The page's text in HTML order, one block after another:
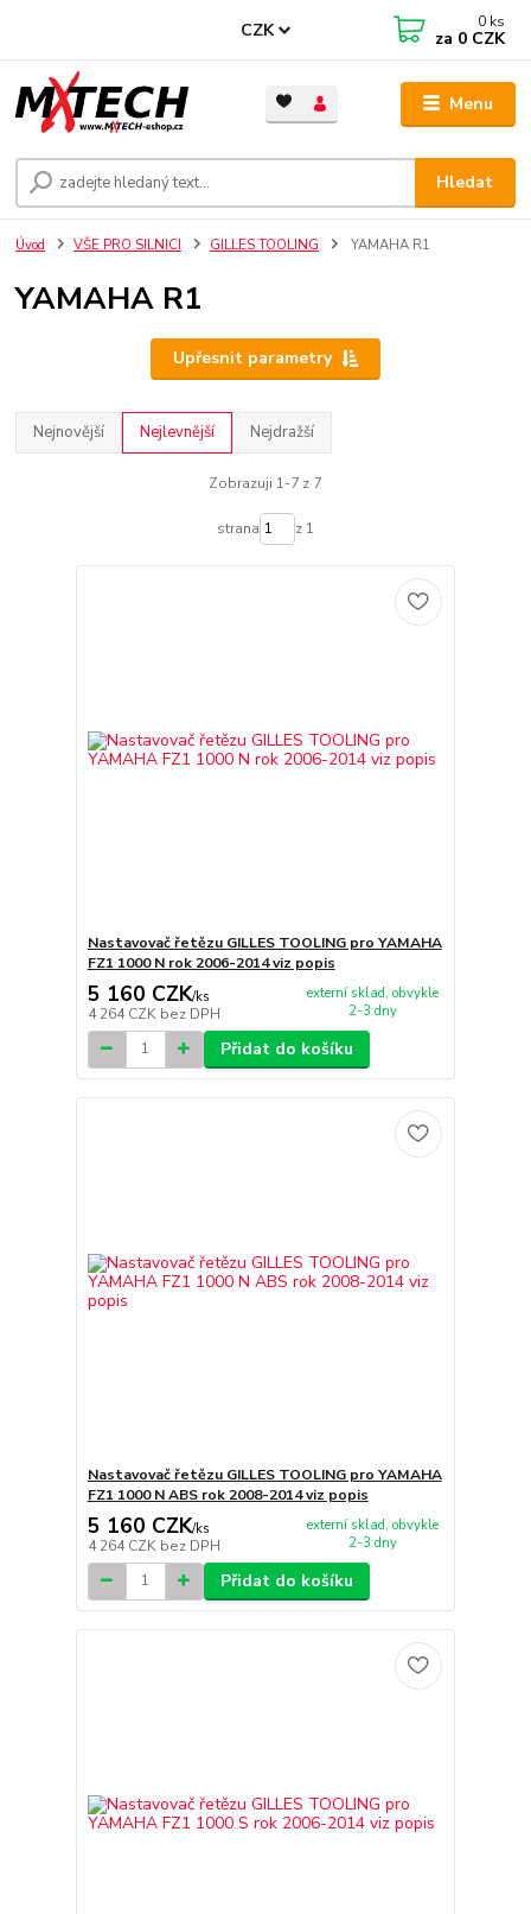
Menu
CZK
Hledat
0 ks
za 0 CZK
Úvod VŠE PRO SILNICI GILLES TOOLING YAMAHA R1
YAMAHA R1
Upřesnit parametry
Nejnovější Nejlevnější Nejdražší
Zobrazuji 1-7 z 7
strana z 1
Nastavovač řetězu GILLES TOOLING pro YAMAHA
FZ1 1000 N rok 2006-2014 viz popis
5 160 CZK/ks
4 264 CZK bez DPH
externí sklad, obvykle
2-3 dny
Přidat do košíku
Nastavovač řetězu GILLES TOOLING pro YAMAHA
FZ1 1000 N ABS rok 2008-2014 viz popis
5 160 CZK/ks
4 264 CZK bez DPH
externí sklad, obvykle
2-3 dny
Přidat do košíku